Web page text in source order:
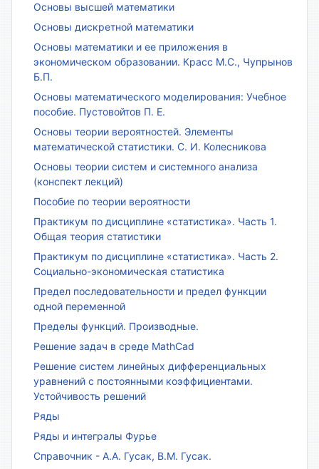
Основы высшей математики
Основы дискретной математики
Основы математики и ее приложения в
экономическом образовании. Красс М.С., Чупрынов
Б.П.
Основы математического моделирования: Учебное
пособие. Пустовойтов П. Е.
Основы теории вероятностей. Элементы
математической статистики. С. И. Колесникова
Основы теории систем и системного анализа
(конспект лекций)
Пособие по теории вероятности
Практикум по дисциплине «статистика». Часть 1.
Общая теория статистики
Практикум по дисциплине «статистика». Часть 2.
Социально-экономическая статистика
Предел последовательности и предел функции
одной переменной
Пределы функций. Производные.
Решение задач в среде MathCad
Решение систем линейных дифференциальных
уравнений с постоянными коэффициентами.
Устойчивость решений
Ряды
Ряды и интегралы Фурье
Справочник - А.А. Гусак, В.М. Гусак.